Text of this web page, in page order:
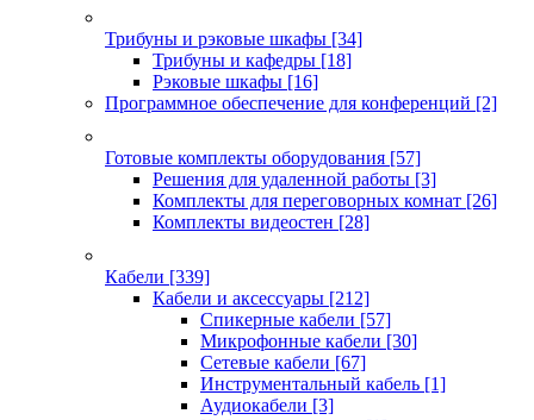
Трибуны и рэковые шкафы [34]
Трибуны и кафедры [18]
Рэковые шкафы [16]
Программное обеспечение для конференций [2]
Готовые комплекты оборудования [57]
Решения для удаленной работы [3]
Комплекты для переговорных комнат [26]
Комплекты видеостен [28]
Кабели [339]
Кабели и аксессуары [212]
Спикерные кабели [57]
Микрофонные кабели [30]
Сетевые кабели [67]
Инструментальный кабель [1]
Аудиокабели [3]